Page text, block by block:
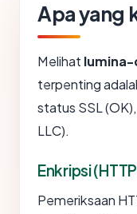
Apa yang
Melihat
terpenting
status SSL
LLC).
Enkripsi
Pemeriksaan